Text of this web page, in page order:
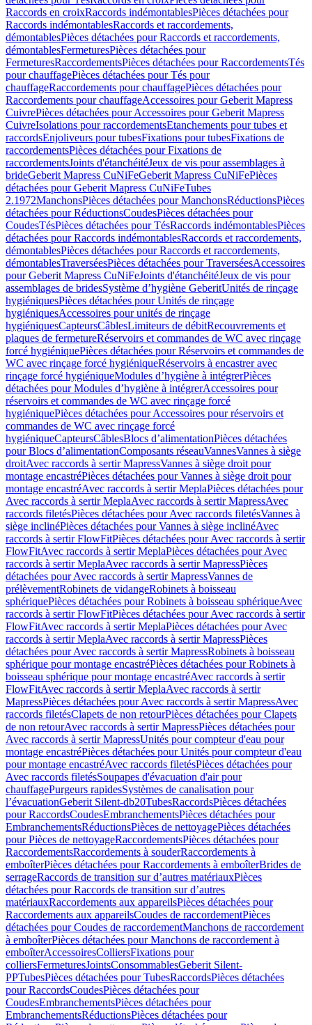
Raccords en croixRaccords indémontablesPièces détachées pour
Raccords indémontablesRaccords et raccordements,
démontablesPièces détachées pour Raccords et raccordements,
démontablesFermeturesPièces détachées pour
FermeturesRaccordementsPièces détachées pour RaccordementsTés
pour chauffagePièces détachées pour Tés pour
chauffageRaccordements pour chauffagePièces détachées pour
Raccordements pour chauffageAccessoires pour Geberit Mapress
CuivrePièces détachées pour Accessoires pour Geberit Mapress
CuivreIsolations pour raccordementsEtanchements pour tubes et
raccordsEnjoliveurs pour tubesFixations pour tubesFixations de
raccordementsPièces détachées pour Fixations de
raccordementsJoints d'étanchéitéJeux de vis pour assemblages à
brideGeberit Mapress CuNiFeGeberit Mapress CuNiFePièces
détachées pour Geberit Mapress CuNiFeTubes
2.1972ManchonsPièces détachées pour ManchonsRéductionsPièces
détachées pour RéductionsCoudesPièces détachées pour
CoudesTésPièces détachées pour TésRaccords indémontablesPièces
détachées pour Raccords indémontablesRaccords et raccordements,
démontablesPièces détachées pour Raccords et raccordements,
démontablesTraverséesPièces détachées pour TraverséesAccessoires
pour Geberit Mapress CuNiFeJoints d'étanchéitéJeux de vis pour
assemblages de bridesSystème d’hygiène GeberitUnités de rinçage
hygiéniquesPièces détachées pour Unités de rinçage
hygiéniquesAccessoires pour unités de rinçage
hygiéniquesCapteursCâblesLimiteurs de débitRecouvrements et
plaques de fermetureRéservoirs et commandes de WC avec rinçage
forcé hygiéniquePièces détachées pour Réservoirs et commandes de
WC avec rinçage forcé hygiéniqueRéservoirs à encastrer avec
rinçage forcé hygiéniqueModules d’hygiène à intégrerPièces
détachées pour Modules d’hygiène à intégrerAccessoires pour
réservoirs et commandes de WC avec rinçage forcé
hygiéniquePièces détachées pour Accessoires pour réservoirs et
commandes de WC avec rinçage forcé
hygiéniqueCapteursCâblesBlocs d’alimentationPièces détachées
pour Blocs d’alimentationComposants réseauVannesVannes à siège
droitAvec raccords à sertir MapressVannes à siège droit pour
montage encastréPièces détachées pour Vannes à siège droit pour
montage encastréAvec raccords à sertir MeplaPièces détachées pour
Avec raccords à sertir MeplaAvec raccords à sertir MapressAvec
raccords filetésPièces détachées pour Avec raccords filetésVannes à
siège inclinéPièces détachées pour Vannes à siège inclinéAvec
raccords à sertir FlowFitPièces détachées pour Avec raccords à sertir
FlowFitAvec raccords à sertir MeplaPièces détachées pour Avec
raccords à sertir MeplaAvec raccords à sertir MapressPièces
détachées pour Avec raccords à sertir MapressVannes de
prélèvementRobinets de vidangeRobinets à boisseau
sphériquePièces détachées pour Robinets à boisseau sphériqueAvec
raccords à sertir FlowFitPièces détachées pour Avec raccords à sertir
FlowFitAvec raccords à sertir MeplaPièces détachées pour Avec
raccords à sertir MeplaAvec raccords à sertir MapressPièces
détachées pour Avec raccords à sertir MapressRobinets à boisseau
sphérique pour montage encastréPièces détachées pour Robinets à
boisseau sphérique pour montage encastréAvec raccords à sertir
FlowFitAvec raccords à sertir MeplaAvec raccords à sertir
MapressPièces détachées pour Avec raccords à sertir MapressAvec
raccords filetésClapets de non retourPièces détachées pour Clapets
de non retourAvec raccords à sertir MapressPièces détachées pour
Avec raccords à sertir MapressUnités pour compteur d'eau pour
montage encastréPièces détachées pour Unités pour compteur d'eau
pour montage encastréAvec raccords filetésPièces détachées pour
Avec raccords filetésSoupapes d'évacuation d'air pour
chauffagePurgeurs rapidesSystèmes de canalisation pour
l’évacuationGeberit Silent-db20TubesRaccordsPièces détachées
pour RaccordsCoudesEmbranchementsPièces détachées pour
EmbranchementsRéductionsPièces de nettoyagePièces détachées
pour Pièces de nettoyageRaccordementsPièces détachées pour
RaccordementsRaccordements à souderRaccordements à
emboîterPièces détachées pour Raccordements à emboîterBrides de
serrageRaccords de transition sur d’autres matériauxPièces
détachées pour Raccords de transition sur d’autres
matériauxRaccordements aux appareilsPièces détachées pour
Raccordements aux appareilsCoudes de raccordementPièces
détachées pour Coudes de raccordementManchons de raccordement
à emboîterPièces détachées pour Manchons de raccordement à
emboîterAccessoiresColliersFixations pour
colliersFermeturesJointsConsommablesGeberit Silent-
PPTubesPièces détachées pour TubesRaccordsPièces détachées
pour RaccordsCoudesPièces détachées pour
CoudesEmbranchementsPièces détachées pour
EmbranchementsRéductionsPièces détachées pour